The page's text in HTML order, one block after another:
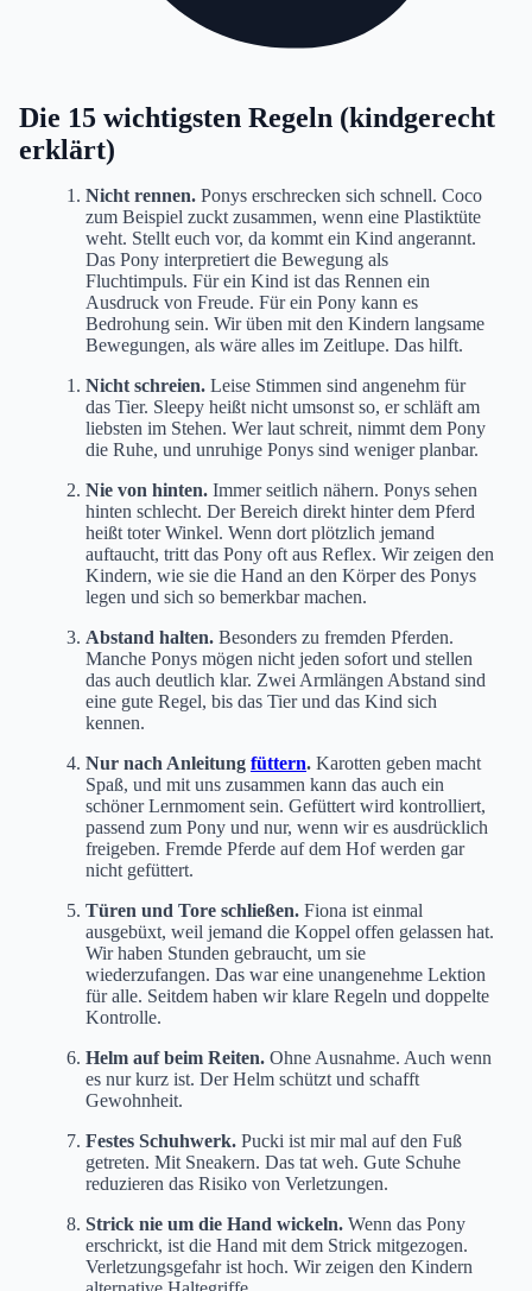
Die 15 wichtigsten Regeln (kindgerecht
erklärt)
Nicht rennen. Ponys erschrecken sich schnell. Coco
zum Beispiel zuckt zusammen, wenn eine Plastiktüte
weht. Stellt euch vor, da kommt ein Kind angerannt.
Das Pony interpretiert die Bewegung als
Fluchtimpuls. Für ein Kind ist das Rennen ein
Ausdruck von Freude. Für ein Pony kann es
Bedrohung sein. Wir üben mit den Kindern langsame
Bewegungen, als wäre alles im Zeitlupe. Das hilft.
Nicht schreien. Leise Stimmen sind angenehm für
das Tier. Sleepy heißt nicht umsonst so, er schläft am
liebsten im Stehen. Wer laut schreit, nimmt dem Pony
die Ruhe, und unruhige Ponys sind weniger planbar.
Nie von hinten. Immer seitlich nähern. Ponys sehen
hinten schlecht. Der Bereich direkt hinter dem Pferd
heißt toter Winkel. Wenn dort plötzlich jemand
auftaucht, tritt das Pony oft aus Reflex. Wir zeigen den
Kindern, wie sie die Hand an den Körper des Ponys
legen und sich so bemerkbar machen.
Abstand halten. Besonders zu fremden Pferden.
Manche Ponys mögen nicht jeden sofort und stellen
das auch deutlich klar. Zwei Armlängen Abstand sind
eine gute Regel, bis das Tier und das Kind sich
kennen.
Nur nach Anleitung füttern. Karotten geben macht
Spaß, und mit uns zusammen kann das auch ein
schöner Lernmoment sein. Gefüttert wird kontrolliert,
passend zum Pony und nur, wenn wir es ausdrücklich
freigeben. Fremde Pferde auf dem Hof werden gar
nicht gefüttert.
Türen und Tore schließen. Fiona ist einmal
ausgebüxt, weil jemand die Koppel offen gelassen hat.
Wir haben Stunden gebraucht, um sie
wiederzufangen. Das war eine unangenehme Lektion
für alle. Seitdem haben wir klare Regeln und doppelte
Kontrolle.
Helm auf beim Reiten. Ohne Ausnahme. Auch wenn
es nur kurz ist. Der Helm schützt und schafft
Gewohnheit.
Festes Schuhwerk. Pucki ist mir mal auf den Fuß
getreten. Mit Sneakern. Das tat weh. Gute Schuhe
reduzieren das Risiko von Verletzungen.
Strick nie um die Hand wickeln. Wenn das Pony
erschrickt, ist die Hand mit dem Strick mitgezogen.
Verletzungsgefahr ist hoch. Wir zeigen den Kindern